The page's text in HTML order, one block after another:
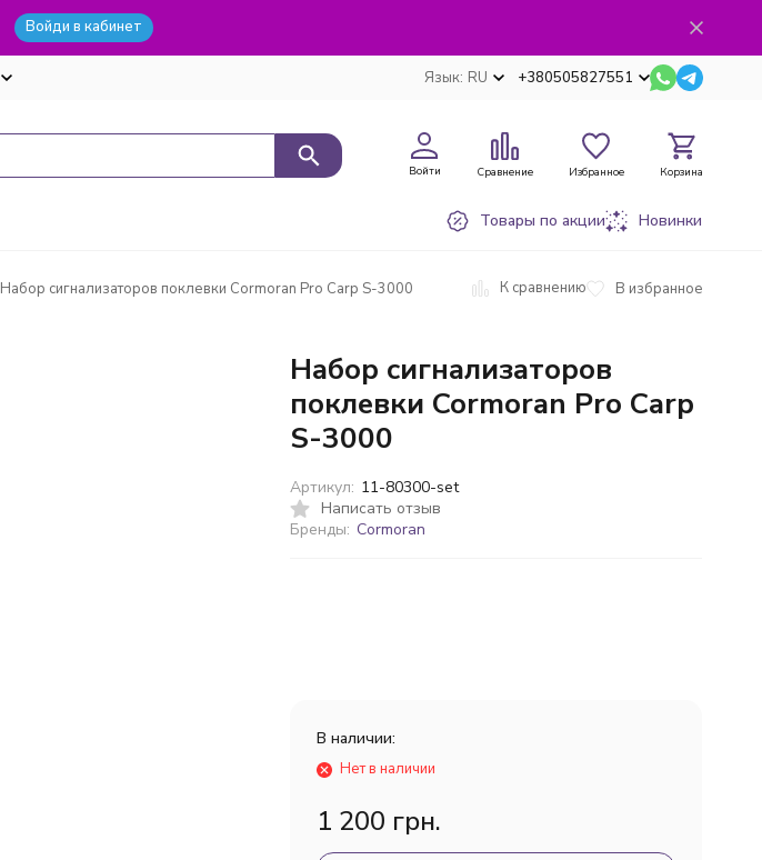
Войди в кабинет
Язык: RU +380505827551
Войти Сравнение Избранное Корзина
Товары по акции Новинки
Набор сигнализаторов поклевки Cormoran Pro Carp S-3000 К сравнению В избранное
Набор сигнализаторов
поклевки Cormoran Pro Carp
S-3000
Написать отзыв
Бренды: Cormoran
Артикул: 11-80300-set
В наличии:
Нет в наличии
1 200 грн.